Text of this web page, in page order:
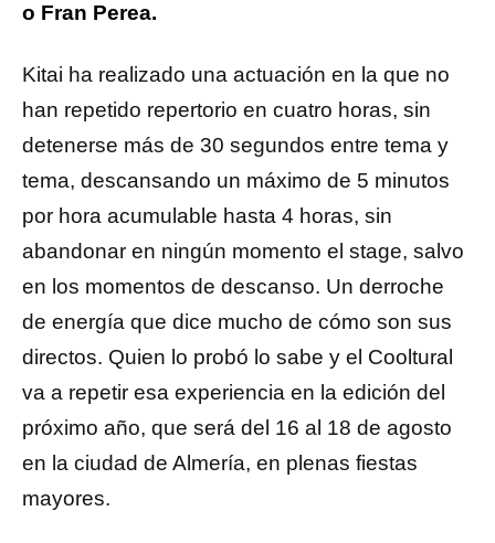
o Fran Perea.
Kitai ha realizado una actuación en la que no
han repetido repertorio en cuatro horas, sin
detenerse más de 30 segundos entre tema y
tema, descansando un máximo de 5 minutos
por hora acumulable hasta 4 horas, sin
abandonar en ningún momento el stage, salvo
en los momentos de descanso. Un derroche
de energía que dice mucho de cómo son sus
directos. Quien lo probó lo sabe y el Cooltural
va a repetir esa experiencia en la edición del
próximo año, que será del 16 al 18 de agosto
en la ciudad de Almería, en plenas fiestas
mayores.